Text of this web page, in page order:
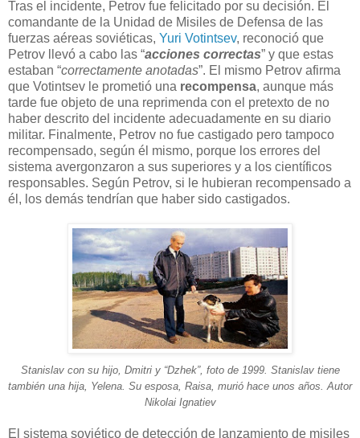
Tras el incidente, Petrov fue felicitado por su decisión. El
comandante de la Unidad de Misiles de Defensa de las
fuerzas aéreas soviéticas, Yuri Votintsev, reconoció que
Petrov llevó a cabo las “acciones correctas” y que estas
estaban “correctamente anotadas”. El mismo Petrov afirma
que Votintsev le prometió una recompensa, aunque más
tarde fue objeto de una reprimenda con el pretexto de no
haber descrito del incidente adecuadamente en su diario
militar. Finalmente, Petrov no fue castigado pero tampoco
recompensado, según él mismo, porque los errores del
sistema avergonzaron a sus superiores y a los científicos
responsables. Según Petrov, si le hubieran recompensado a
él, los demás tendrían que haber sido castigados.
Stanislav con su hijo, Dmitri y “Dzhek”, foto de 1999. Stanislav tiene
también una hija, Yelena. Su esposa, Raisa, murió hace unos años. Autor
Nikolai Ignatiev
El sistema soviético de detección de lanzamiento de misiles